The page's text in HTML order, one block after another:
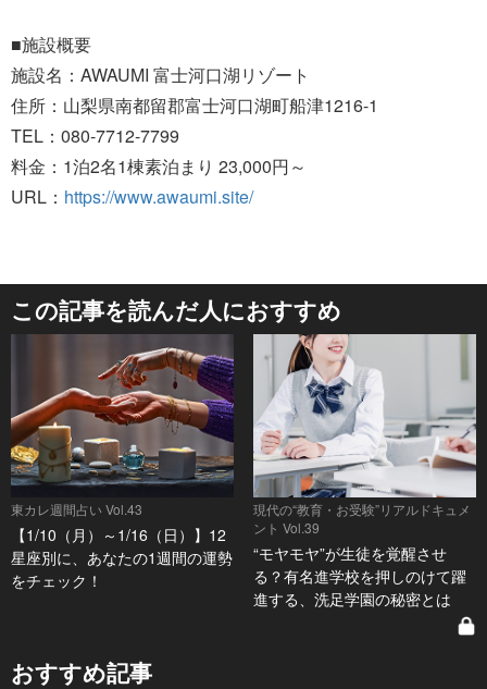
■施設概要
施設名：AWAUMI 富士河口湖リゾート
住所：山梨県南都留郡富士河口湖町船津1216-1
TEL：080-7712-7799
料金：1泊2名1棟素泊まり 23,000円～
URL： https://www.awaumi.site/
この記事を読んだ人におすすめ
東カレ週間占い Vol.43
【1/10（月）～1/16（日）】12
星座別に、あなたの1週間の運勢
をチェック！
現代の“教育・お受験”リアルドキュメ
ント Vol.39
“モヤモヤ”が生徒を覚醒させ
る？有名進学校を押しのけて躍
進する、洗足学園の秘密とは
おすすめ記事